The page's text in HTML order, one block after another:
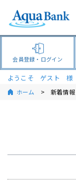
会員登録・ログイン
ようこそ ゲスト 様
ホーム 新着情報